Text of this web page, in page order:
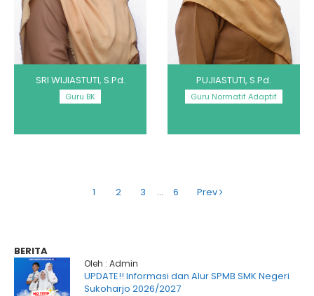
SRI WIJIASTUTI, S.Pd.
Guru BK
PUJIASTUTI, S.Pd.
Guru Normatif Adaptif
1 2 3 … 6 Prev
BERITA
Oleh : Admin
UPDATE!! Informasi dan Alur SPMB SMK Negeri
Sukoharjo 2026/2027